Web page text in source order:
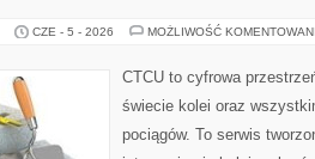
CZE - 5 - 2026 MOŻLIWOŚĆ
CTCU to cyfrowa
świecie kolei oraz
pociągów. To serwis